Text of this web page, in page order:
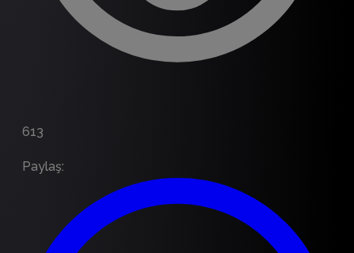
613
Paylaş: